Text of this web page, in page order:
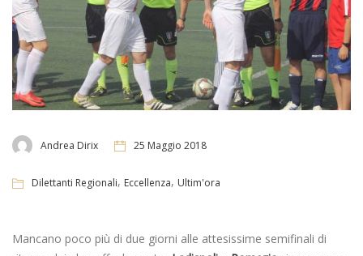
Andrea Dirix 25 Maggio 2018
Dilettanti Regionali, Eccellenza, Ultim'ora
Mancano poco più di due giorni alle attesissime semifinali di